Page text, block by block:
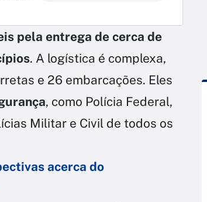
pela entrega de cerca de
. A logística é complexa,
e 26 embarcações. Eles
, como Polícia Federal,
Militar e Civil de todos os
acerca do